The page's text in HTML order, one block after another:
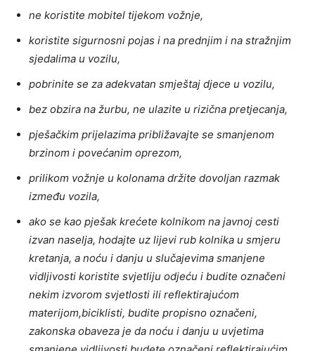
ne koristite mobitel tijekom vožnje,
koristite sigurnosni pojas i na prednjim i na stražnjim
sjedalima u vozilu,
pobrinite se za adekvatan smještaj djece u vozilu,
bez obzira na žurbu, ne ulazite u rizična pretjecanja,
pješačkim prijelazima približavajte se smanjenom
brzinom i povećanim oprezom,
prilikom vožnje u kolonama držite dovoljan razmak
između vozila,
ako se kao pješak krećete kolnikom na javnoj cesti
izvan naselja, hodajte uz lijevi rub kolnika u smjeru
kretanja, a noću i danju u slučajevima smanjene
vidljivosti koristite svjetliju odjeću i budite označeni
nekim izvorom svjetlosti ili reflektirajućom
materijom,biciklisti, budite propisno označeni,
zakonska obaveza je da noću i danju u uvjetima